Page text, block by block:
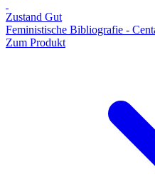
Zustand Gut
Feministische Bibliografie -
Zum Produkt